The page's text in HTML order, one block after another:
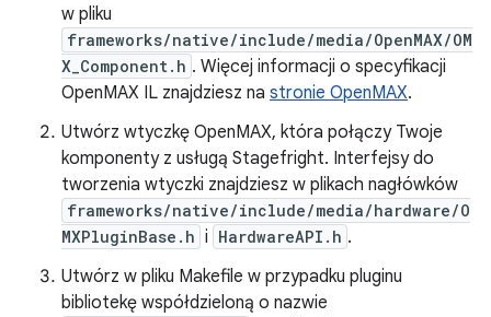
w pliku
frameworks/native/include/media/OpenMAX/OM
X_Component.h . Więcej informacji o specyfikacji
OpenMAX IL znajdziesz na stronie OpenMAX.
Utwórz wtyczkę OpenMAX, która połączy Twoje
komponenty z usługą Stagefright. Interfejsy do
tworzenia wtyczki znajdziesz w plikach nagłówków
frameworks/native/include/media/hardware/O
MXPluginBase.h i HardwareAPI.h .
Utwórz w pliku Makefile w przypadku pluginu
bibliotekę współdzieloną o nazwie